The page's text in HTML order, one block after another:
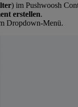
) im Pushwoosh
erstellen.
Dropdown-Menü.